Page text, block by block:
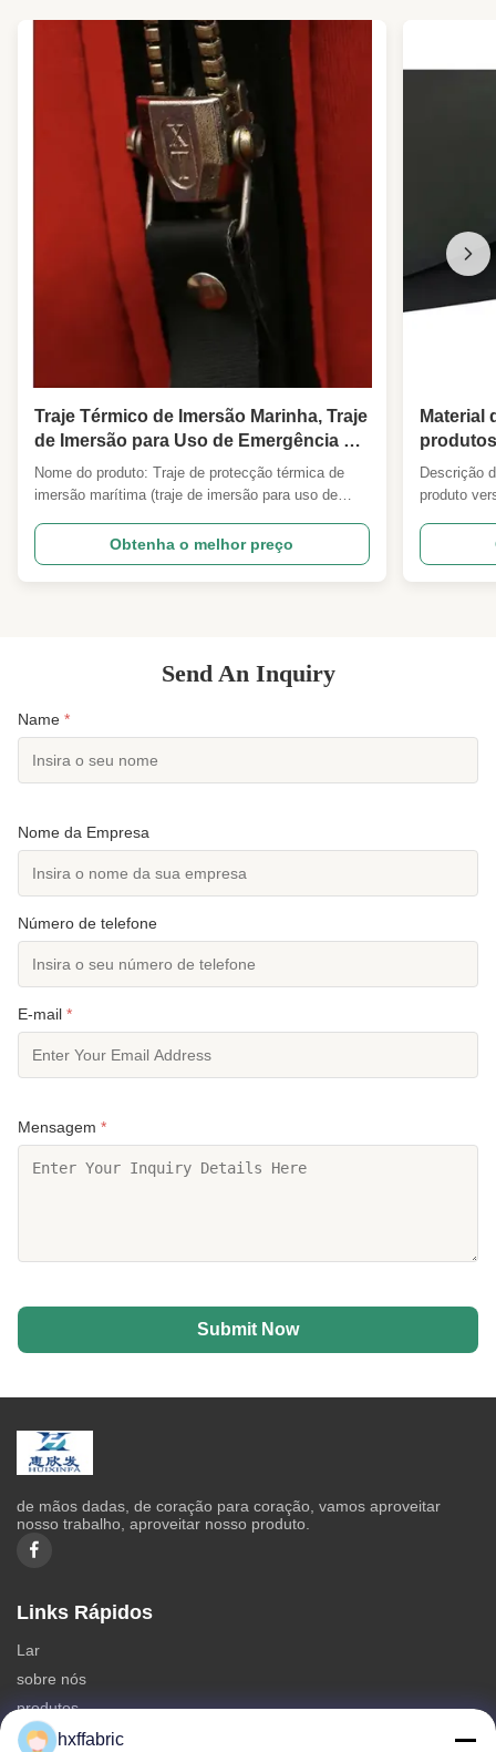
Traje Térmico de Imersão Marinha, Traje
de Imersão para Uso de Emergência a
Bordo, Traje Térmico de Proteção
Nome do produto: Traje de protecção térmica de
imersão marítima (traje de imersão para uso de
de imersão totalmente integrado ao estilo SOLAS,
concebido para reduzir o risco de hipotermia após
imersão acidental em água fria.Neoprene CR de
Obtenha o melhor preço
Material
Descrição
produto
toque,
aos
do
Send An Inquiry
Name *
Nome da Empresa
Número de telefone
E-mail *
Mensagem *
Submit Now
de mãos dadas, de coração para coração, vamos aproveitar
nosso trabalho, aproveitar nosso produto.
Links Rápidos
Lar
sobre nós
produtos
Contate-nos
hxffabric